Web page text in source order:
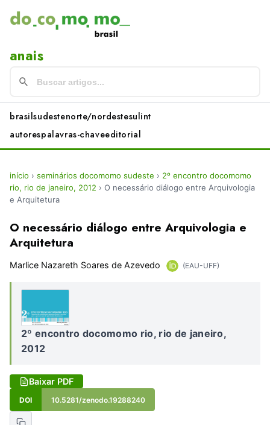
anais
brasilsudestenorte/nordestesulint
autorespalavras-chaveeditorial
início › seminários docomomo sudeste › 2º encontro docomomo
rio, rio de janeiro, 2012 › O necessário diálogo entre Arquivologia
e Arquitetura
O necessário diálogo entre Arquivologia e
Arquitetura
Marlice Nazareth Soares de Azevedo (EAU-UFF)
2º encontro docomomo rio, rio de janeiro,
2012
Baixar PDF
DOI 10.5281/zenodo.19288240